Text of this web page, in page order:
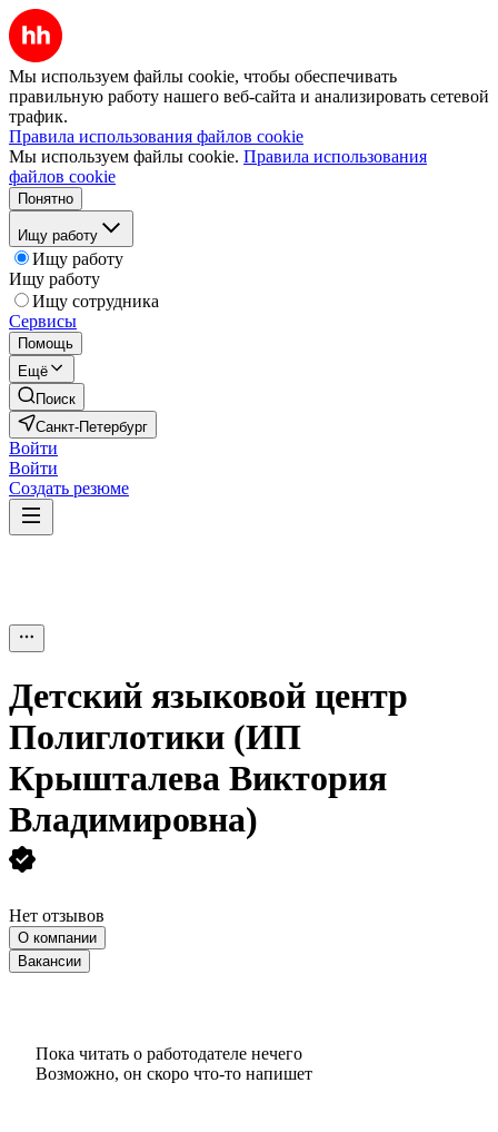
Мы используем файлы cookie, чтобы обеспечивать
правильную работу нашего веб-сайта и анализировать сетевой
трафик.
Правила использования файлов cookie
Мы используем файлы cookie. Правила использования
файлов cookie
Понятно
Ищу работу
Ищу работу
Ищу работу
Ищу сотрудника
Сервисы
Помощь
Ещё
Поиск
Санкт-Петербург
Войти
Войти
Создать резюме
Детский языковой центр
Полиглотики (ИП
Крышталева Виктория
Владимировна)
Нет отзывов
О компании
Вакансии
Пока читать о работодателе нечего
Возможно, он скоро что‑то напишет